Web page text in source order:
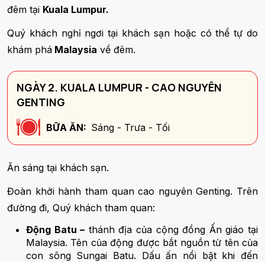
đêm tại Kuala Lumpur.
Quý khách nghỉ ngơi tại khách sạn hoặc có thể tự do
khám phá Malaysia về đêm.
NGÀY 2. KUALA LUMPUR - CAO NGUYÊN
GENTING
BỮA ĂN: Sáng - Trưa - Tối
Ăn sáng tại khách sạn.
Đoàn khởi hành tham quan cao nguyên Genting. Trên
đường đi, Quý khách tham quan:
Động Batu – thánh địa của cộng đồng Ấn giáo tại
Malaysia. Tên của động được bắt nguồn từ tên của
con sông Sungai Batu. Dấu ấn nổi bật khi đến